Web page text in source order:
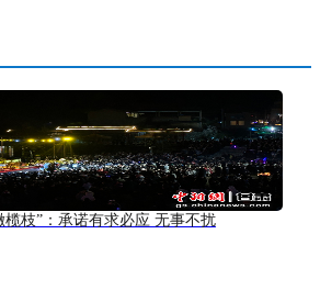
榄枝”：承诺有求必应 无事不扰